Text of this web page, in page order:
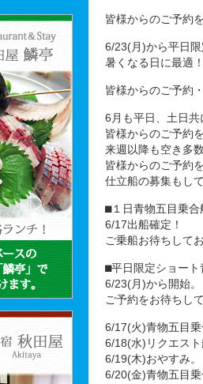
皆様からのご予約
6/23(月)から平日
暑くなる日に最適
皆様からのご予約
6月も平日、土日
皆様からのご予約
来週以降も空き多
皆様からのご予約
仕立船の募集もし
⬛︎１日青物五目乗合
6/17出船確定！
ご乗船お待ちして
⬛︎平日限定ショー
6/23(月)から開始。
ご予約をお待ちし
6/17(火)青物五目
6/18(水)リクエス
6/19(木)おやすみ。
6/20(金)青物五目